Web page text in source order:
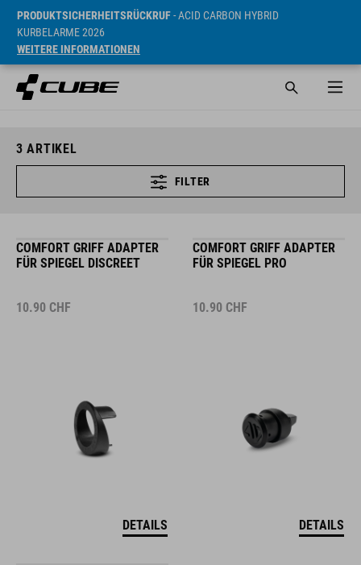
PRODUKTSICHERHEITSRÜCKRUF- ACID CARBON HYBRID
KURBELARME 2026
WEITERE INFORMATIONEN
3 ARTIKEL
FILTER
COMFORT GRIFF ADAPTER
FÜR SPIEGEL DISCREET
10.90 CHF
DETAILS
COMFORT GRIFF ADAPTER
FÜR SPIEGEL PRO
10.90 CHF
DETAILS